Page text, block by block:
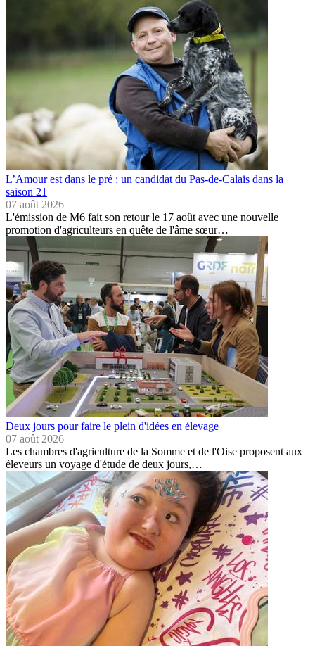
L’Amour est dans le pré : un candidat du Pas-de-Calais dans la
saison 21
07 août 2026
L'émission de M6 fait son retour le 17 août avec une nouvelle
promotion d'agriculteurs en quête de l'âme sœur…
Deux jours pour faire le plein d'idées en élevage
07 août 2026
Les chambres d'agriculture de la Somme et de l'Oise proposent aux
éleveurs un voyage d'étude de deux jours,…